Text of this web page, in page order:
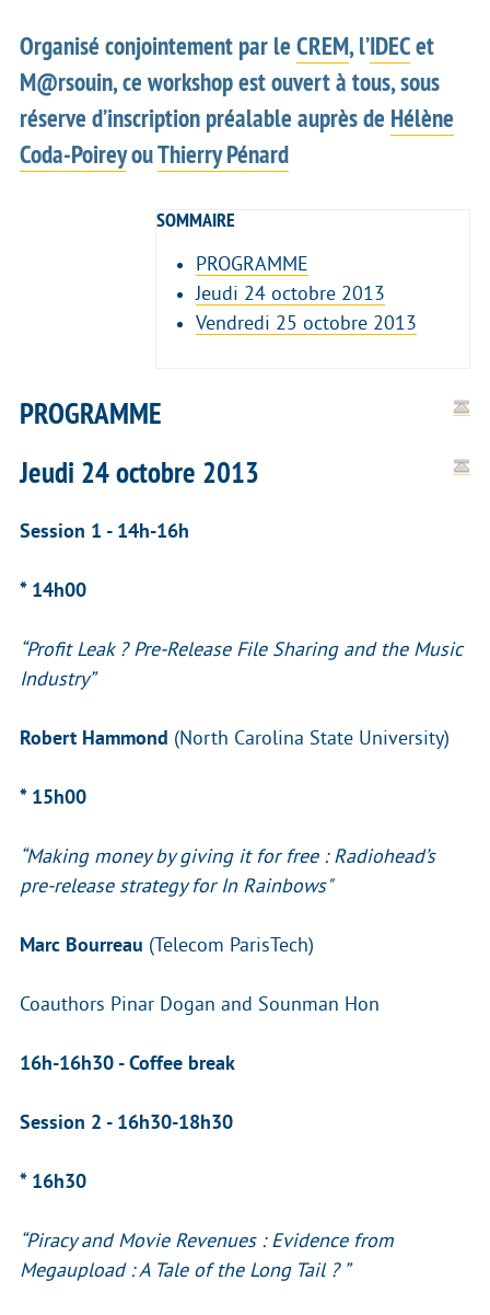
Organisé conjointement par le CREM, l’IDECet
M@rsouin, ce workshop est ouvert à tous, sous
réserve d’inscription préalable auprès de Hélène
Coda-PoireyouThierry Pénard
SOMMAIRE
PROGRAMME
Jeudi 24 octobre 2013
Vendredi 25 octobre 2013
PROGRAMME
Jeudi 24 octobre 2013
Session 1 - 14h-16h
* 14h00
“Profit Leak ? Pre-Release File Sharing and the Music
Industry”
Robert Hammond (North Carolina State University)
* 15h00
“Making money by giving it for free : Radiohead’s
pre-release strategy for In Rainbows"
Marc Bourreau (Telecom ParisTech)
Coauthors Pinar Dogan and Sounman Hon
16h-16h30 - Coffee break
Session 2 - 16h30-18h30
* 16h30
“Piracy and Movie Revenues : Evidence from
Megaupload : A Tale of the Long Tail ? ”